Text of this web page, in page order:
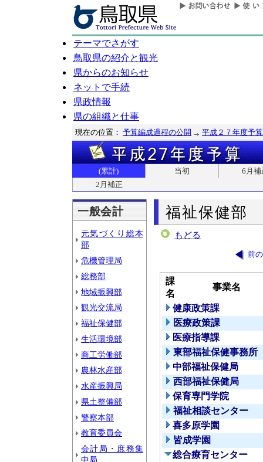
テーマでさがす
鳥取県の紹介と観光
県からのお知らせ
ネットで手続
県政情報
県の組織と仕事
現在の位置： 予算編成過程の公開 平成２７年度予算
(累計) 当初
6月補
2月補正
一般会計
元気づくり総本
部
危機管理局
総務部
地域振興部
観光交流局
福祉保健部
生活環境部
商工労働部
農林水産部
水産振興局
県土整備部
警察本部
教育委員会
会計局・庶務集
中局
福祉保健部
もどる
前
課
名
事業名
健康政策課
医療政策課
医療指導課
東部福祉保健事務所
中部福祉保健局
西部福祉保健局
保育専門学院
福祉相談センター
喜多原学園
皆成学園
総合療育センター